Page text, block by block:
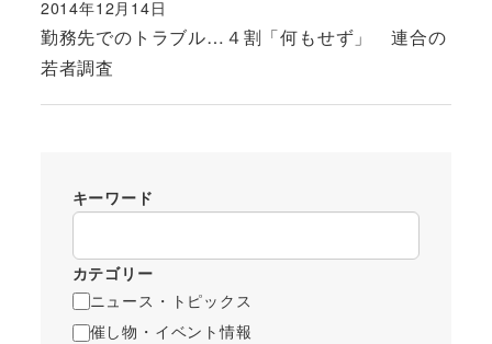
勤務先でのトラブル…４割「何もせず」 連合の
若者調査
投稿日
2014年12月14日
キーワード
カテゴリー
ニュース・トピックス
催し物・イベント情報